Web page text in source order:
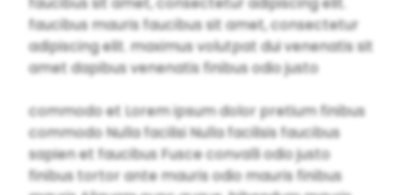
faucibus mauris faucibus sit amet, consectetur
adipiscing elit. maximus volutpat dui venenatis sit
amet dapibus venenatis finibus odio justo
commodo et Lorem ipsum dolor pretium finibus
commodo Nulla facilisi Nulla facilisis faucibus
sapien et faucibus Fusce convalli odio justo
finibus tortor ante mauris odio mauris finibus